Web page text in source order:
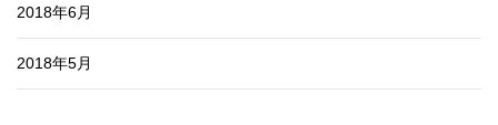
2018年6月
2018年5月